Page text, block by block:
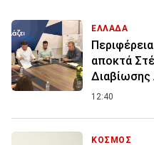
ΕΛΛΑΔΑ
αποκτά
Διαβίωσης
12:40
ΚΟΣΜΟΣ